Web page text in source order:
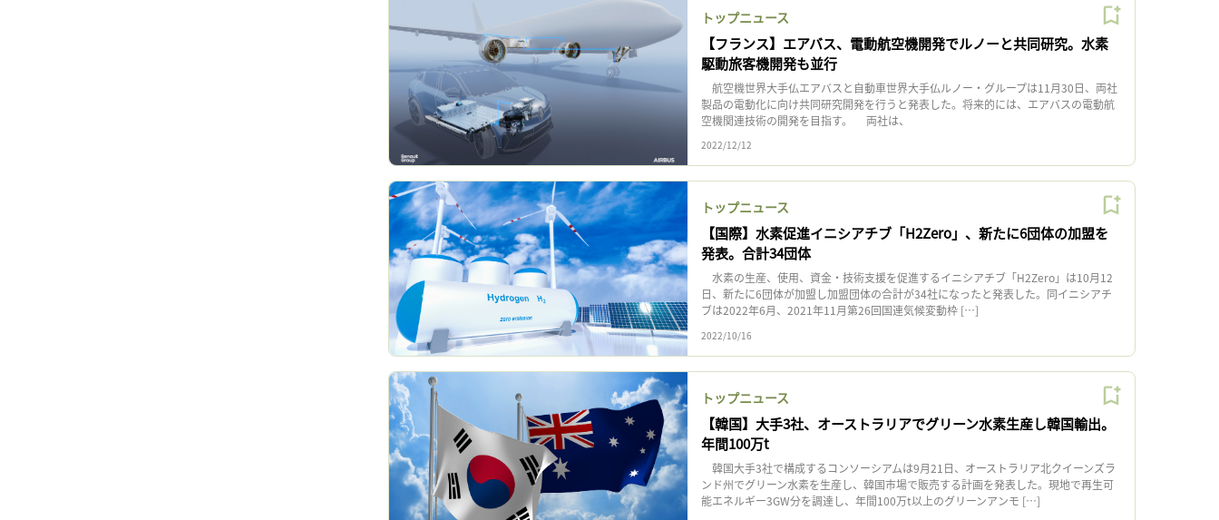
トップニュース
【フランス】エアバス、電動航空機開発でルノーと共同研究。水素
駆動旅客機開発も並行
航空機世界大手仏エアバスと自動車世界大手仏ルノー・グループは11月30日、両社
製品の電動化に向け共同研究開発を行うと発表した。将来的には、エアバスの電動航
空機関連技術の開発を目指す。 両社は、
2022/12/12
トップニュース
【国際】水素促進イニシアチブ「H2Zero」、新たに6団体の加盟を
発表。合計34団体
水素の生産、使用、資金・技術支援を促進するイニシアチブ「H2Zero」は10月12
日、新たに6団体が加盟し加盟団体の合計が34社になったと発表した。同イニシアチ
ブは2022年6月、2021年11月第26回国連気候変動枠 […]
2022/10/16
トップニュース
【韓国】大手3社、オーストラリアでグリーン水素生産し韓国輸出。
年間100万t
韓国大手3社で構成するコンソーシアムは9月21日、オーストラリア北クイーンズラ
ンド州でグリーン水素を生産し、韓国市場で販売する計画を発表した。現地で再生可
能エネルギー3GW分を調達し、年間100万t以上のグリーンアンモ […]